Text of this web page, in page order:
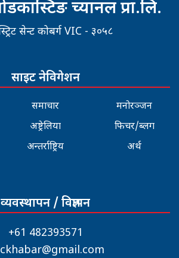
च्यानल प्रा.लि.
सेन्ट कोबर्ग VIC - ३०५८
साइट नेविगेशन
समाचार
अष्ट्रेलिया
अन्तर्राष्ट्रिय
मनोरञ्जन
फिचर/ब्लग
अर्थ
व्यवस्थापन / विज्ञापन
+61 482393571